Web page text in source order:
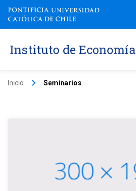
Instituto de Economía
Inicio keyboard_arrow_right Seminarios